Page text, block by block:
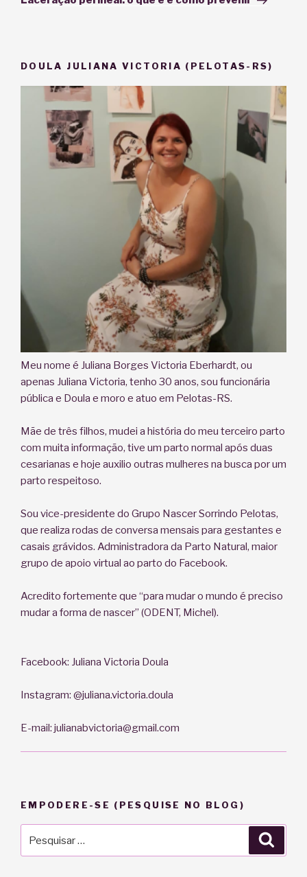
DOULA JULIANA VICTORIA (PELOTAS-RS)
Meu nome é Juliana Borges Victoria Eberhardt, ou
apenas Juliana Victoria, tenho 30 anos, sou funcionária
pública e Doula e moro e atuo em Pelotas-RS.
Mãe de três filhos, mudei a história do meu terceiro parto
com muita informação, tive um parto normal após duas
cesarianas e hoje auxilio outras mulheres na busca por um
parto respeitoso.
Sou vice-presidente do Grupo Nascer Sorrindo Pelotas,
que realiza rodas de conversa mensais para gestantes e
casais grávidos. Administradora da Parto Natural, maior
grupo de apoio virtual ao parto do Facebook.
Acredito fortemente que “para mudar o mundo é preciso
mudar a forma de nascer” (ODENT, Michel).
Facebook: Juliana Victoria Doula
Instagram: @juliana.victoria.doula
E-mail: julianabvictoria@gmail.com
EMPODERE-SE (PESQUISE NO BLOG)
por: